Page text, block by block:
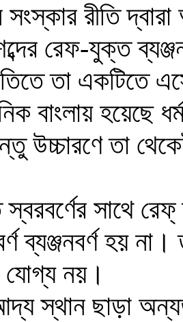
সংস্কার রীতি
রেফ-যুক্ত
তা একটিতে
বাংলায় হয়েছে
উচ্চারণে তা
স্বরবর্ণের সাথে
ব্যঞ্জনবর্ণ হয় না।
নয়।
স্থান ছাড়া